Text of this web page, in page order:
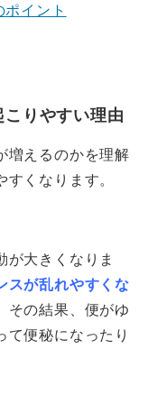
イント
りやすい理由
増えるのかを理解
くなります。
が大きくなりま
スが乱れやすくな
その結果、便がゆ
て便秘になったり